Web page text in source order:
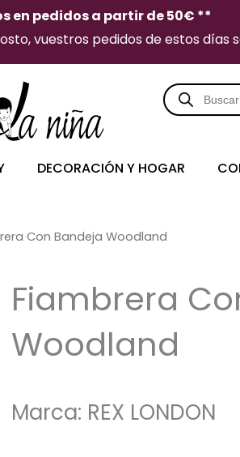
en pedidos a partir de 50€ **
vuestros pedidos de estos días
Búsqueda
de
productos
DECORACIÓN Y HOGAR
Con Bandeja Woodland
Fiambrera
Woodland
Marca: REX LONDON